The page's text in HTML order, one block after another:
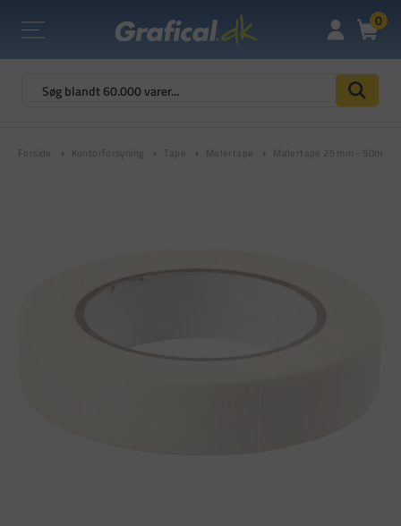
0
Forside Kontorforsyning Tape Malertape Malertape 25 mm - 50m